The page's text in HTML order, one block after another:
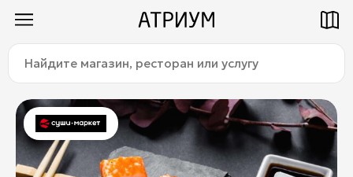
Как добраться Паркинг
Магазины
Найдите
магазин,
ресторан
или
услугу: